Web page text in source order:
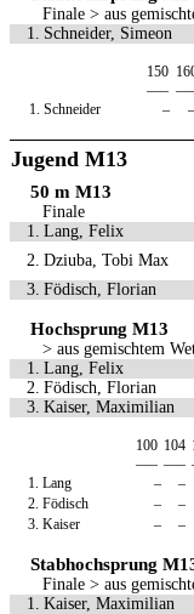
Finale > aus
1.
Schneider, Simeon
150
—–
1. Schneider – –
Jugend M13
50 m M13
Finale
1.
Lang, Felix
2. Dziuba, Tobi Max
3. Födisch, Florian
Hochsprung M13
> aus gemischtem
1.
Lang, Felix
2. Födisch, Florian
3. Kaiser, Maximilian
100 104
—– —–
1. Lang – –
2. Födisch – –
3. Kaiser – –
Stabhochsprung
Finale > aus
1.
Kaiser, Maximilian